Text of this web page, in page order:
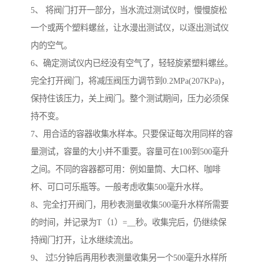
5、 将阀门打开一部分，当水流过测试仪时，慢慢旋松
一个或两个塑料螺丝，让水漫出测试仪，以逐出测试仪
内的空气。
6、确定测试仪内已经没有空气了，轻轻旋紧塑料螺丝。
完全打开阀门，将减压阀压力调节到0.2MPa(207KPa)，
保持住该压力，关上阀门。整个测试期间，压力必须保
持不变。
7、用合适的容器收集水样本。只要保证每次用同样的容
量测试，容量的大小并不重要。容量可在100到500毫升
之间。不同的容器都可用：例如量筒、大口杯、咖啡
杯、可口可乐瓶等。一般考虑收集500毫升水样。
8、完全打开阀门，用秒表测量收集500毫升水样所需要
的时间，并记录为T（1）=__秒。收集完后，仍继续保
持阀门打开，让水继续流出。
9、 过5分钟后再用秒表测量收集另一个500毫升水样所